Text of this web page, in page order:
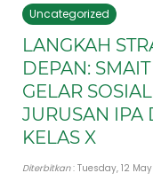
Uncategorized
LANGKAH
DEPAN:
GELAR
JURUSAN IPA
KELAS X
Diterbitkan: Tuesday, 12